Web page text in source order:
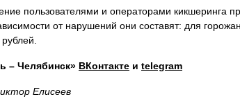
пользователями и операторами кикшеринга
от нарушений они составят: для
– Челябинск» ВКонтакте и telegram
Елисеев